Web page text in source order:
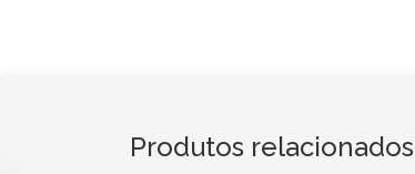
Produtos relacionados